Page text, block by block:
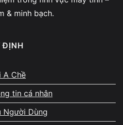
tính, laptop, PC. Chúng tôi
cầu nâng cấp SSD, RAM,
năng tương thích để đảm
& minh bạch.
ĐỊNH
A Chề
tin cá nhân
Người Dùng